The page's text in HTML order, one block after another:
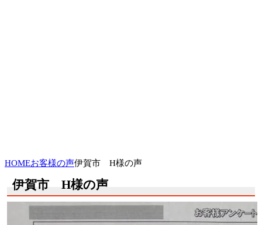
HOMEお客様の声伊賀市 H様の声
伊賀市 H様の声